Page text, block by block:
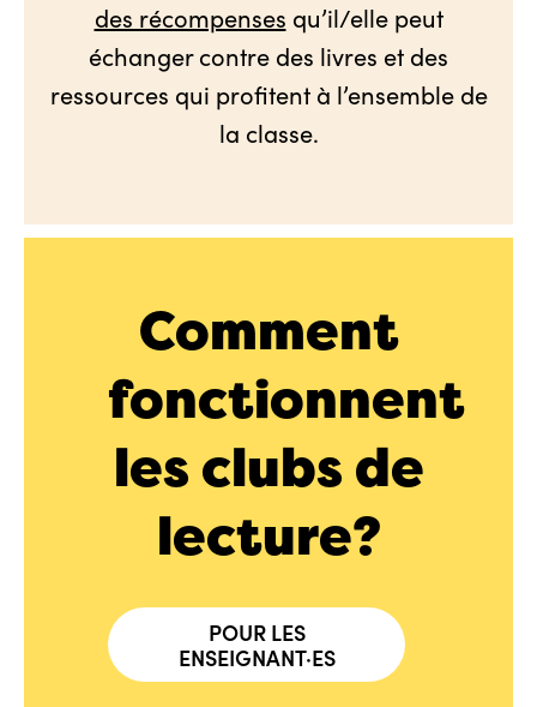
des récompenses qu’il/elle peut
échanger contre des livres et des
ressources qui profitent à l’ensemble de
la classe.
Comment
fonctionnent
les clubs de
lecture?
POUR LES
ENSEIGNANT·ES